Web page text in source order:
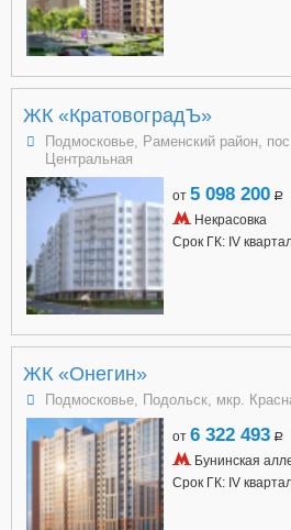
ЖК «КратовоградЪ»
Подмосковье, Раменский район,
Центральная
от 5 098 200 a
Некрасовка
Срок ГК: IV
ЖК «Онегин»
Подмосковье, Подольск, мкр.
от 6 322 493 a
Бунинская
Срок ГК: IV